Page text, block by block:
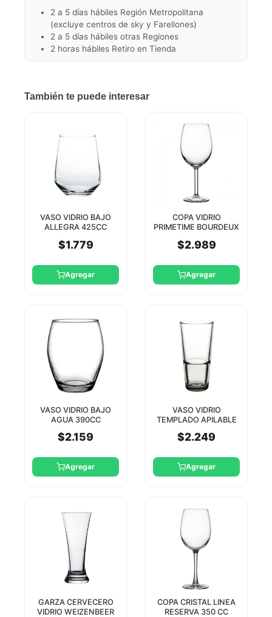
2 a 5 días hábiles Región Metropolitana
(excluye centros de sky y Farellones)
2 a 5 días hábiles otras Regiones
2 horas hábiles Retiro en Tienda
También te puede interesar
VASO VIDRIO BAJO
ALLEGRA 425CC
$1.779
Agregar
COPA VIDRIO
PRIMETIME BOURDEUX
$2.989
Agregar
VASO VIDRIO BAJO
AGUA 390CC
$2.159
Agregar
VASO VIDRIO
TEMPLADO APILABLE
PASABAHCE
$2.249
Agregar
GARZA CERVECERO
VIDRIO WEIZENBEER
COPA CRISTAL LINEA
RESERVA 350 CC